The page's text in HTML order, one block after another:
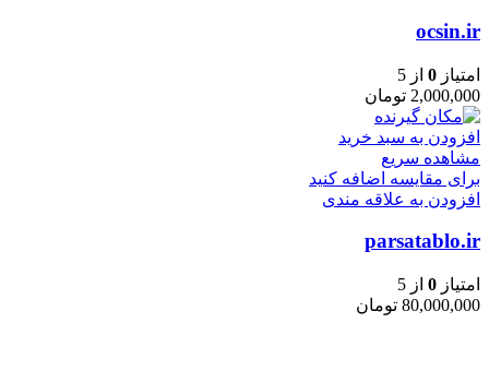
ocsin.ir
امتیاز 0 از 5
2,000,000 تومان
افزودن به سبد خرید
مشاهده سریع
برای مقایسه اضافه کنید
افزودن به علاقه مندی
parsatablo.ir
امتیاز 0 از 5
80,000,000 تومان